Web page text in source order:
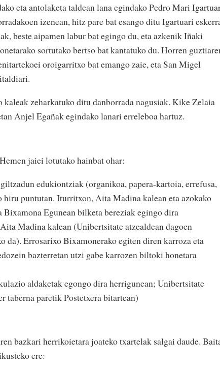
eta antolaketa taldean lana egindako Pedro Mari
izenean, hitz pare bat esango ditu Igartuari
beste aipamen labur bat egingo du, eta azkenik Iñaki
sortutako bertso bat kantatuko du. Horren
oroigarritxo bat emango zaie, eta San Migel
zeharkatuko ditu danborrada nagusiak. Kike Zelaia
Anjel Egañak egindako lanari erreleboa hartuz.
jaiei lotutako hainbat ohar:
edukiontziak (organikoa, papera-kartoia, errefusa,
puntutan. Iturritxon, Aita Madina kalean eta azokako
Egunean bilketa bereziak egingo dira
Madina kalean (Unibertsitate atzealdean dagoen
da). Errosarixo Bixamonerako egiten diren karroza eta
bazterretan utzi gabe karrozen biltoki honetara
aldaketak egongo dira herrigunean; Unibertsitate
paretik Postetxera bitartean)
bazkari herrikoietara joateko txartelak salgai daude.
ere: